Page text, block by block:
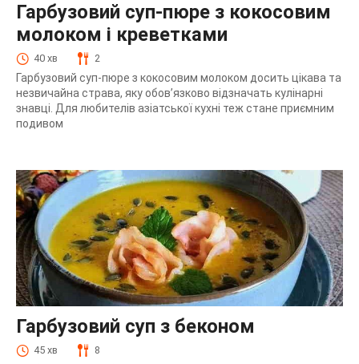
Гарбузовий суп-пюре з кокосовим
молоком і креветками
40 хв 2
Гарбузовий суп-пюре з кокосовим молоком досить цікава та
незвичайна страва, яку обов’язково відзначать кулінарні
знавці. Для любителів азіатської кухні теж стане приємним
подивом
Гарбузовий суп з беконом
45 хв 8